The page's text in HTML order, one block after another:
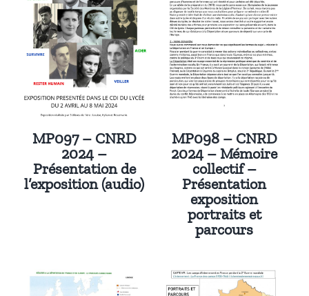
MP097 – CNRD
2024 –
Présentation de
l’exposition (audio)
MP098 – CNRD
2024 – Mémoire
collectif –
Présentation
exposition
portraits et
parcours